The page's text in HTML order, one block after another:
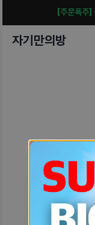
[주문폭주]
자기만의방